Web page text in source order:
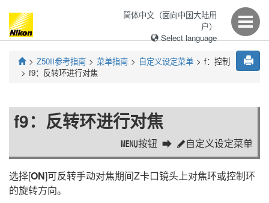
简体中文（面向中国大陆用
户）
Select language
Z50II参考指南 菜单指南 自定义设定菜单 f： 控制
f9： 反转环进行对焦
f9： 反转环进行对焦
G按钮 A自定义设定菜单
选择[ON]可反转手动对焦期间Z卡口镜头上对焦环或控制环
的旋转方向。